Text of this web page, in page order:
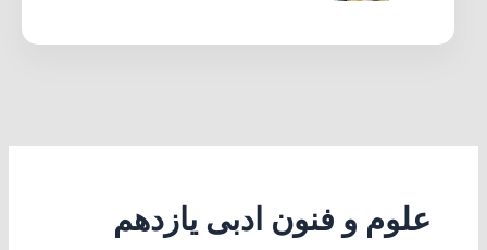
علوم و فنون ادبی یازدهم